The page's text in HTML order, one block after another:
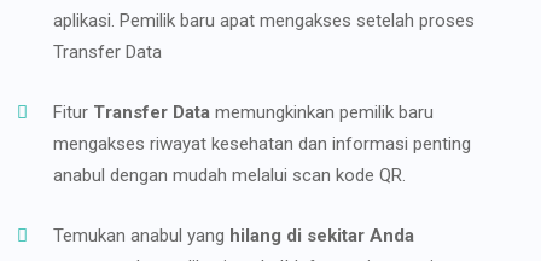
aplikasi. Pemilik baru apat mengakses setelah proses
Transfer Data
Fitur Transfer Data memungkinkan pemilik baru
mengakses riwayat kesehatan dan informasi penting
anabul dengan mudah melalui scan kode QR.
Temukan anabul yang hilang di sekitar Anda